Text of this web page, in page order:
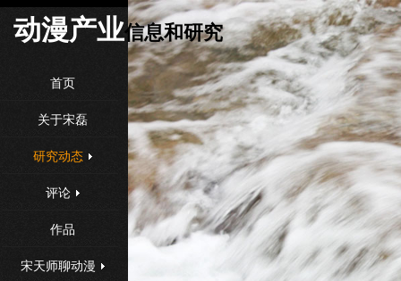
动漫产业信息和研究
首页
关于宋磊
研究动态
评论
作品
宋天师聊动漫